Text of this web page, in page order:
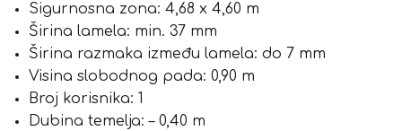
Sigurnosna zona: 4,68 x 4,60 m
Širina lamela: min. 37 mm
Širina razmaka između lamela: do 7 mm
Visina slobodnog pada: 0,90 m
Broj korisnika: 1
Dubina temelja: – 0,40 m